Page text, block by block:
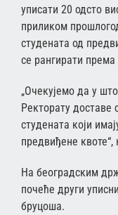
уписати 20 одсто
приликом
студената од
се рангирати према
„Очекујемо да у
Ректорату доставе
студената који
предвиђене квоте“,
На београдским
почеће други
бруцоша.